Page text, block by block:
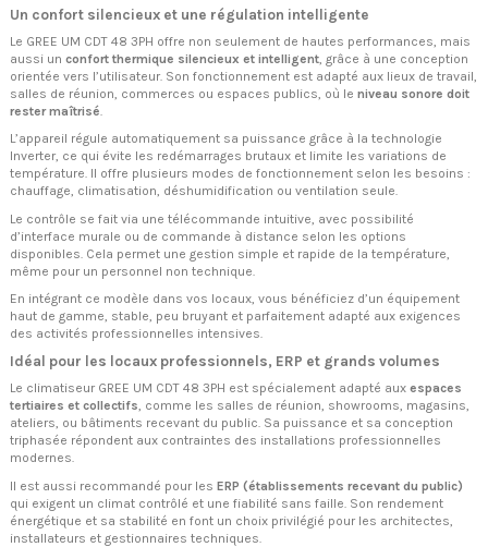
Un confort silencieux et une régulation intelligente
Le GREE UM CDT 48 3PH offre non seulement de hautes performances, mais
aussi un confort thermique silencieux et intelligent , grâce à une conception
orientée vers l’utilisateur. Son fonctionnement est adapté aux lieux de travail,
salles de réunion, commerces ou espaces publics, où le niveau sonore doit
rester maîtrisé
L’appareil régule automatiquement sa puissance grâce à la technologie
Inverter, ce qui évite les redémarrages brutaux et limite les variations de
température. Il offre plusieurs modes de fonctionnement selon les besoins :
chauffage, climatisation, déshumidification ou ventilation seule.
Le contrôle se fait via une télécommande intuitive, avec possibilité
d’interface murale ou de commande à distance selon les options
disponibles. Cela permet une gestion simple et rapide de la température,
même pour un personnel non technique.
En intégrant ce modèle dans vos locaux, vous bénéficiez d’un équipement
haut de gamme, stable, peu bruyant et parfaitement adapté aux exigences
des activités professionnelles intensives.
Idéal pour les locaux professionnels, ERP et grands volumes
Le climatiseur GREE UM CDT 48 3PH est spécialement adapté aux espaces
tertiaires et collectifs, comme les salles de réunion, showrooms, magasins,
ateliers, ou bâtiments recevant du public. Sa puissance et sa conception
triphasée répondent aux contraintes des installations professionnelles
modernes.
Il est aussi recommandé pour les ERP (établissements recevant du public)
qui exigent un climat contrôlé et une fiabilité sans faille. Son rendement
énergétique et sa stabilité en font un choix privilégié pour les architectes,
installateurs et gestionnaires techniques.